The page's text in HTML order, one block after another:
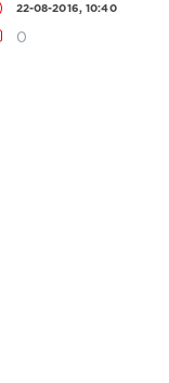
22-08-2016, 10:40
0